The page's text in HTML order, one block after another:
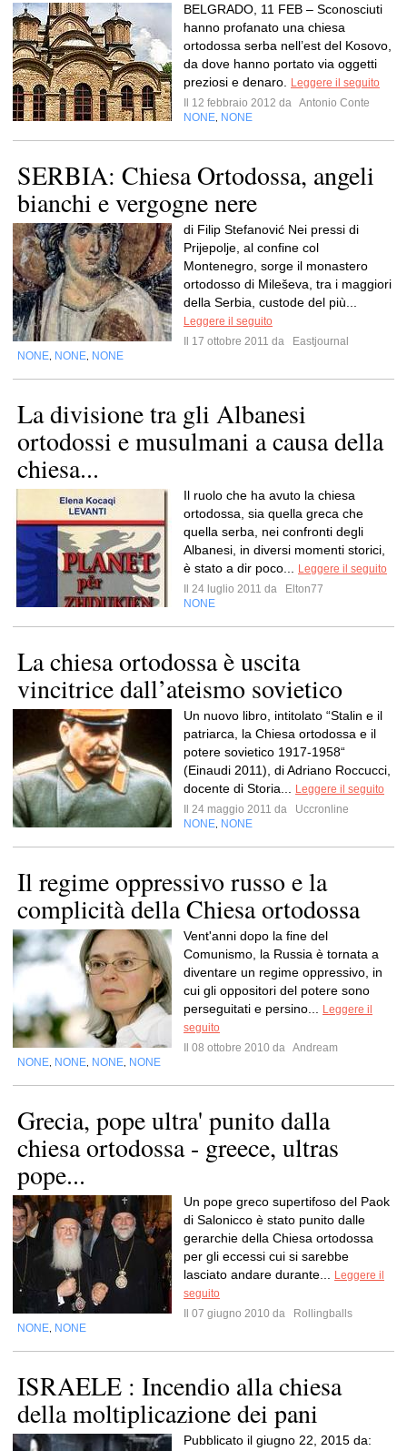
BELGRADO, 11 FEB – Sconosciuti
hanno profanato una chiesa
ortodossa serba nell’est del Kosovo,
da dove hanno portato via oggetti
preziosi e denaro.
Leggere il seguito
Il 12 febbraio 2012 da Antonio Conte
NONE NONE
SERBIA: Chiesa Ortodossa, angeli
bianchi e vergogne nere
di Filip Stefanović Nei pressi di
Prijepolje, al confine col
Montenegro, sorge il monastero
ortodosso di Mileševa, tra i maggiori
della Serbia, custode del più...
Leggere il seguito
Il 17 ottobre 2011 da
Eastjournal
NONE NONE NONE
La divisione tra gli Albanesi
ortodossi e musulmani a causa della
chiesa...
Il ruolo che ha avuto la chiesa
ortodossa, sia quella greca che
quella serba, nei confronti degli
Albanesi, in diversi momenti storici,
è stato a dir poco...
Leggere il seguito
Il 24 luglio 2011 da
Elton77
NONE
La chiesa ortodossa è uscita
vincitrice dall’ateismo sovietico
Un nuovo libro, intitolato “Stalin e il
patriarca, la Chiesa ortodossa e il
potere sovietico 1917-1958“
(Einaudi 2011), di Adriano Roccucci,
docente di Storia...
Leggere il seguito
Il 24 maggio 2011 da
Uccronline
NONE NONE
Il regime oppressivo russo e la
complicità della Chiesa ortodossa
Vent'anni dopo la fine del
Comunismo, la Russia è tornata a
diventare un regime oppressivo, in
cui gli oppositori del potere sono
perseguitati e persino...
Leggere il
seguito
Il 08 ottobre 2010 da Andream
NONE NONE NONE NONE
Grecia, pope ultra' punito dalla
chiesa ortodossa - greece, ultras
pope...
Un pope greco supertifoso del Paok
di Salonicco è stato punito dalle
gerarchie della Chiesa ortodossa
per gli eccessi cui si sarebbe
lasciato andare durante...
Leggere il
seguito
Il 07 giugno 2010 da
Rollingballs
NONE NONE
ISRAELE : Incendio alla chiesa
della moltiplicazione dei pani
Pubblicato il giugno 22, 2015 da: